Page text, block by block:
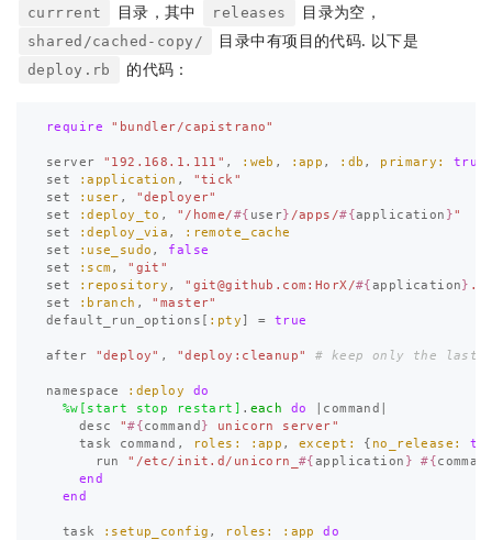
currrent 目录，其中 releases 目录为空，
shared/cached-copy/ 目录中有项目的代码. 以下是
deploy.rb 的代码：
require "bundler/capistrano"
server "192.168.1.111" , :web , :app , :db , primary: true
set
:application ,
"tick"
set
:user ,
"deployer"
set
:deploy_to , "/home/#{ user} /apps/#{application }"
set
:deploy_via ,
:remote_cache
set
:use_sudo ,
false
set
:scm ,
"git"
set
:repository , " git@github.com :HorX/#{application}
set
:branch ,
"master"
default_run_options [ :pty ] = true
after "deploy" , "deploy:cleanup" # keep only the last
namespace :deploy
do
%w[start stop restart] . each do command
desc
"#{command }
unicorn server"
task
command , roles: :app , except: { no_release:
run
"/etc/init.d/unicorn_#{application } #{
end
end
task :setup_config , roles: :app
do